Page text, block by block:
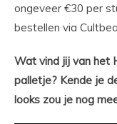
ongeveer €30 per
bestellen via
Wat vind jij van het
palletje? Kende je
looks zou je nog